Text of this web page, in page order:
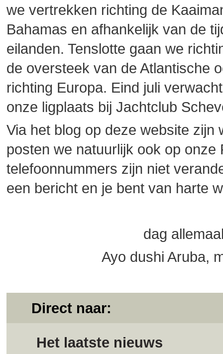
we vertrekken richting de
Bahamas en afhankelijk van de
eilanden. Tenslotte gaan we
de oversteek van de Atlantische
richting Europa. Eind juli
onze ligplaats bij Jachtclub
Via het blog op deze website
posten we natuurlijk ook op
telefoonnummers zijn niet
een bericht en je bent van harte
dag
Ayo dushi Aruba,
Direct naar:
Het laatste nieuws